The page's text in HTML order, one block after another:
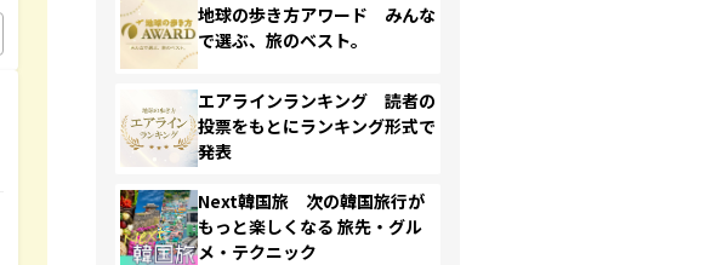
地球の歩き方アワード みんな
で選ぶ、旅のベスト。
エアラインランキング 読者の
投票をもとにランキング形式で
発表
Next韓国旅 次の韓国旅行が
もっと楽しくなる 旅先・グル
メ・テクニック